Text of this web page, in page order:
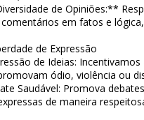
de Opiniões:**
em fatos e
de Expressão
de Ideias:
ódio, violência ou
Saudável: Promova
de maneira